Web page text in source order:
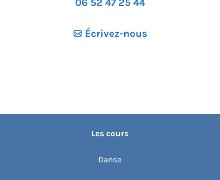
Écrivez-nous
Les cours
Danse